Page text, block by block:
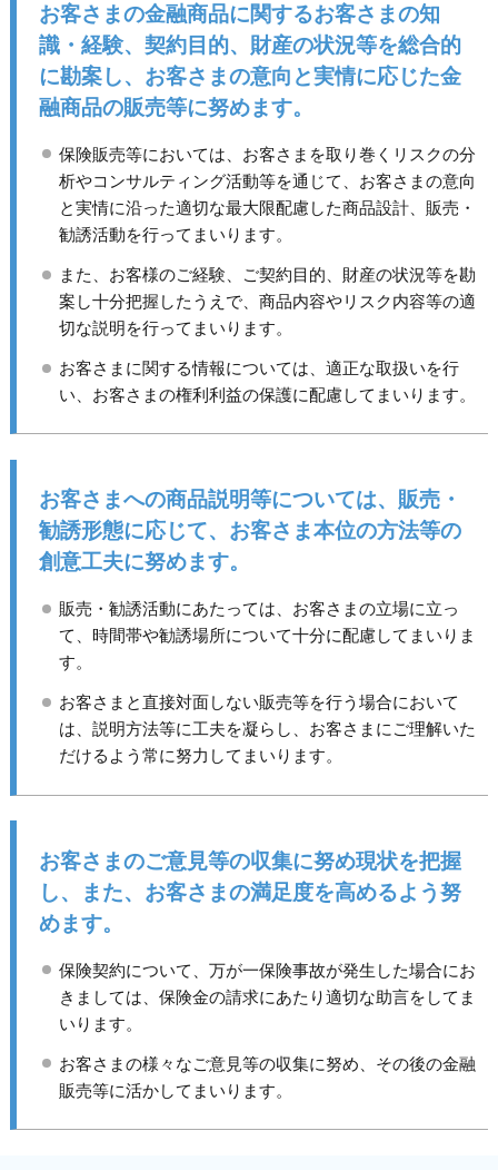
お客さまの金融商品に関するお客さまの知
識・経験、契約目的、財産の状況等を総合的
に勘案し、お客さまの意向と実情に応じた金
融商品の販売等に努めます。
保険販売等においては、お客さまを取り巻くリスクの分
析やコンサルティング活動等を通じて、お客さまの意向
と実情に沿った適切な最大限配慮した商品設計、販売・
勧誘活動を行ってまいります。
また、お客様のご経験、ご契約目的、財産の状況等を勘
案し十分把握したうえで、商品内容やリスク内容等の適
切な説明を行ってまいります。
お客さまに関する情報については、適正な取扱いを行
い、お客さまの権利利益の保護に配慮してまいります。
お客さまへの商品説明等については、販売・
勧誘形態に応じて、お客さま本位の方法等の
創意工夫に努めます。
販売・勧誘活動にあたっては、お客さまの立場に立っ
て、時間帯や勧誘場所について十分に配慮してまいりま
す。
お客さまと直接対面しない販売等を行う場合において
は、説明方法等に工夫を凝らし、お客さまにご理解いた
だけるよう常に努力してまいります。
お客さまのご意見等の収集に努め現状を把握
し、また、お客さまの満足度を高めるよう努
めます。
保険契約について、万が一保険事故が発生した場合にお
きましては、保険金の請求にあたり適切な助言をしてま
いります。
お客さまの様々なご意見等の収集に努め、その後の金融
販売等に活かしてまいります。